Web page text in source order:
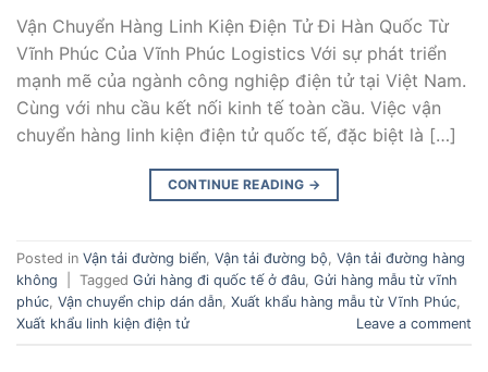
Vận Chuyển Hàng Linh Kiện Điện Tử Đi Hàn Quốc Từ
Vĩnh Phúc Của Vĩnh Phúc Logistics Với sự phát triển
mạnh mẽ của ngành công nghiệp điện tử tại Việt Nam.
Cùng với nhu cầu kết nối kinh tế toàn cầu. Việc vận
chuyển hàng linh kiện điện tử quốc tế, đặc biệt là […]
CONTINUE READING →
Posted in Vận tải đường biển, Vận tải đường bộ, Vận tải đường hàng
không
Tagged Gửi hàng đi quốc tế ở đâu, Gửi hàng mẫu từ vĩnh
phúc, Vận chuyển chip dán dẫn, Xuất khẩu hàng mẫu từ Vĩnh Phúc,
Xuất khẩu linh kiện điện tử
Leave a comment